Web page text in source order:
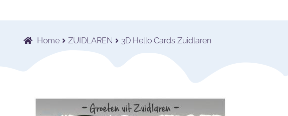
Home ZUIDLAREN 3D Hello Cards Zuidlaren